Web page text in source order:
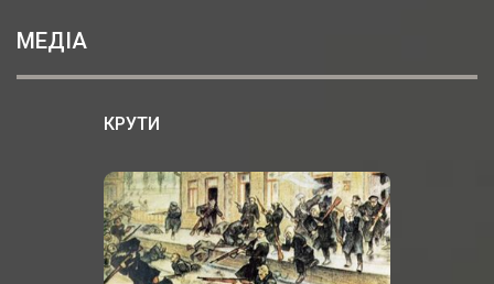
МЕДІА
КРУТИ